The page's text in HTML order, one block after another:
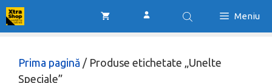
Sari
la
Meniu
Prima pagină / Produse etichetate „Unelte
Speciale”